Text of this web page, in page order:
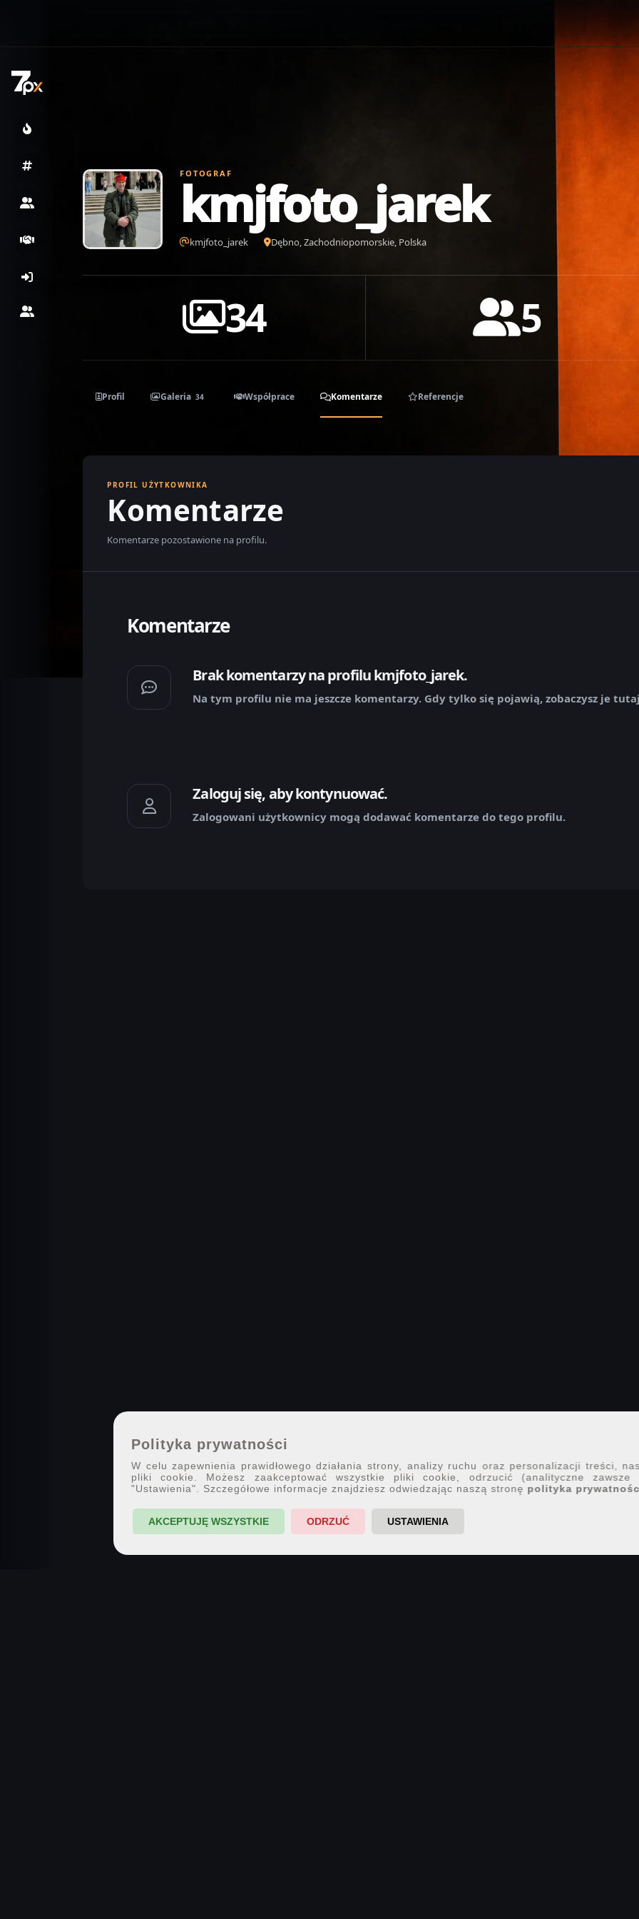
FOTOGRAF
kmjfoto_jarek
kmjfoto_jarek Dębno, Zachodniopomorskie, Polska
34 5
Profil Galeria 34 Współprace Komentarze Referencje
PROFIL UŻYTKOWNIKA
Komentarze
Komentarze pozostawione na profilu.
Komentarze
Brak komentarzy na profilu kmjfoto_jarek.
Na tym profilu nie ma jeszcze komentarzy. Gdy tylko się pojawią, zobaczysz je
Zaloguj się, aby kontynuować.
Zalogowani użytkownicy mogą dodawać komentarze do tego profilu.
Polityka prywatności
W celu zapewnienia prawidłowego działania strony, analizy ruchu oraz personalizacji treści,
pliki cookie. Możesz zaakceptować wszystkie pliki cookie, odrzucić (analityczne
"Ustawienia". Szczegółowe informacje znajdziesz odwiedzając naszą stronę polityka
AKCEPTUJĘ WSZYSTKIE ODRZUĆ USTAWIENIA